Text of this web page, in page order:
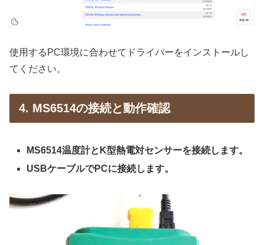
使用するPC環境に合わせてドライバーをインストールし
てください。
4. MS6514の接続と動作確認
MS6514温度計とK型熱電対センサーを接続します。
USBケーブルでPCに接続します。